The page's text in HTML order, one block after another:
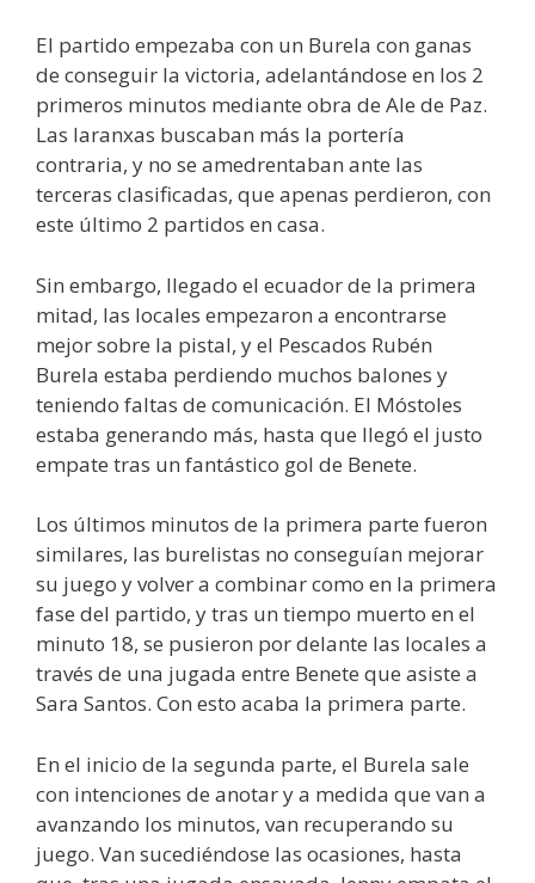
El partido empezaba con un Burela con ganas
de conseguir la victoria, adelantándose en los 2
primeros minutos mediante obra de Ale de Paz.
Las laranxas buscaban más la portería
contraria, y no se amedrentaban ante las
terceras clasificadas, que apenas perdieron, con
este último 2 partidos en casa.
Sin embargo, llegado el ecuador de la primera
mitad, las locales empezaron a encontrarse
mejor sobre la pistal, y el Pescados Rubén
Burela estaba perdiendo muchos balones y
teniendo faltas de comunicación. El Móstoles
estaba generando más, hasta que llegó el justo
empate tras un fantástico gol de Benete.
Los últimos minutos de la primera parte fueron
similares, las burelistas no conseguían mejorar
su juego y volver a combinar como en la primera
fase del partido, y tras un tiempo muerto en el
minuto 18, se pusieron por delante las locales a
través de una jugada entre Benete que asiste a
Sara Santos. Con esto acaba la primera parte.
En el inicio de la segunda parte, el Burela sale
con intenciones de anotar y a medida que van a
avanzando los minutos, van recuperando su
juego. Van sucediéndose las ocasiones, hasta